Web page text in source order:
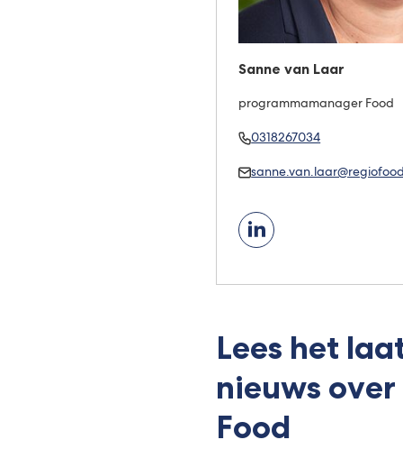
Sanne van Laar
programmamanager Food
Bel
van
0318267034(Verwijst
een
Mail
van
Laar
Lees het
nieuws
Food